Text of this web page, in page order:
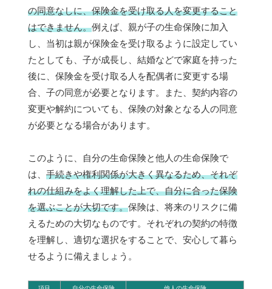
の同意なしに、保険金を受け取る人を変更すること
はできません。例えば、親が子の生命保険に加入
し、当初は親が保険金を受け取るように設定してい
たとしても、子が成長し、結婚などで家庭を持った
後に、保険金を受け取る人を配偶者に変更する場
合、子の同意が必要となります。また、契約内容の
変更や解約についても、保険の対象となる人の同意
が必要となる場合があります。
このように、自分の生命保険と他人の生命保険で
は、 手続きや権利関係が大きく異なるため、それぞ
れの仕組みをよく理解した上で、自分に合った保険
を選ぶことが大切です。保険は、将来のリスクに備
えるための大切なものです。それぞれの契約の特徴
を理解し、適切な選択をすることで、安心して暮ら
せるように備えましょう。